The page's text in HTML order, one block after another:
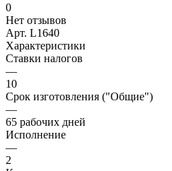
0
Нет отзывов
Арт. L1640
Характеристики
Ставки налогов
—
10
Срок изготовления ("Общие")
—
65 рабочих дней
Исполнение
—
2